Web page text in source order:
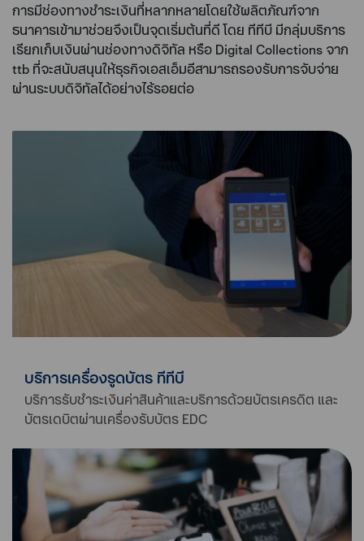
การมีช่องทางชำระเงินที่หลากหลายโดยใช้ผลิตภัณฑ์จาก
ธนาคารเข้ามาช่วยจึงเป็นจุดเริ่มต้นที่ดี โดย ทีทีบี มีกลุ่มบริการ
เรียกเก็บเงินผ่านช่องทางดิจิทัล หรือ Digital Collections จาก
ttb ที่จะสนับสนุนให้ธุรกิจเอสเอ็มอีสามารถรองรับการจับจ่าย
ผ่านระบบดิจิทัลได้อย่างไร้รอยต่อ
บริการเครื่องรูดบัตร ทีทีบี
บริการรับชำระเงินค่าสินค้าและบริการด้วยบัตรเครดิต และ
บัตรเดบิตผ่านเครื่องรับบัตร EDC